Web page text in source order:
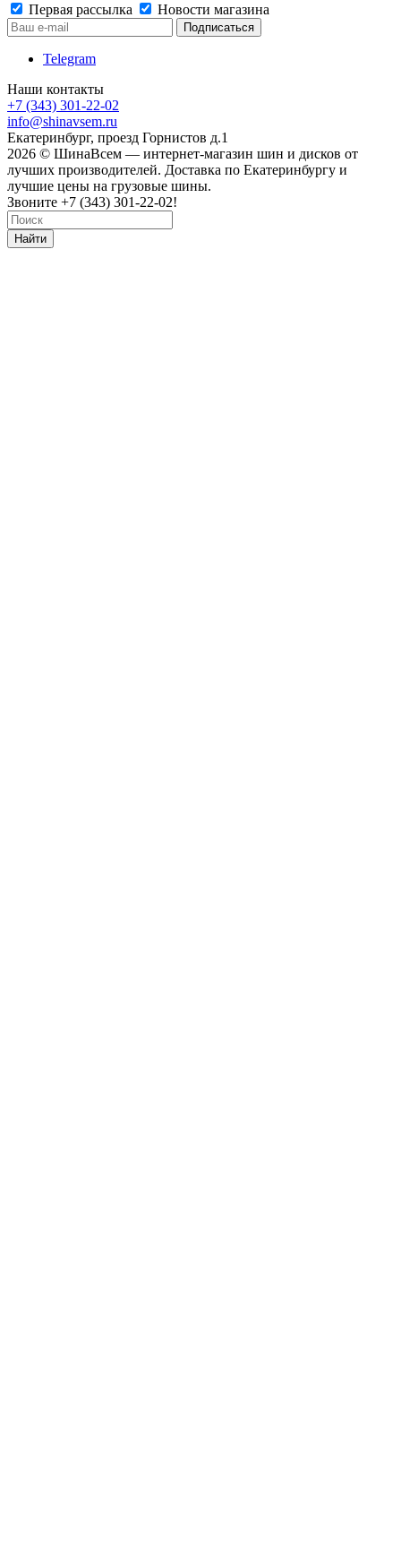
Первая рассылка
Новости магазина
Telegram
Наши контакты
+7 (343) 301-22-02
info@shinavsem.ru
Екатеринбург, проезд Горнистов д.1
2026 © ШинаВсем — интернет-магазин шин и дисков от
лучших производителей. Доставка по Екатеринбургу и
лучшие цены на грузовые шины.
Звоните +7 (343) 301-22-02!
Найти